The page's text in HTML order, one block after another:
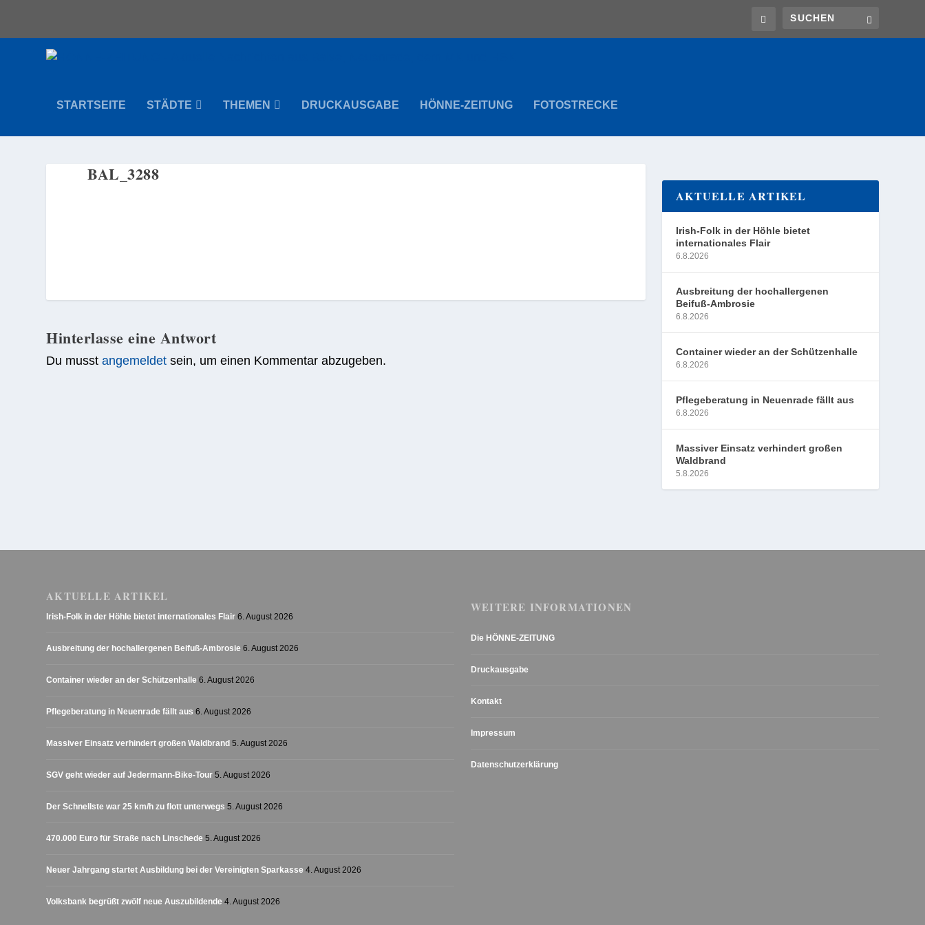
STARTSEITE STÄDTE THEMEN DRUCKAUSGABE HÖNNE-ZEITUNG FOTOSTRECKE
BAL_3288
Hinterlasse eine Antwort
Du musstangemeldet sein, um einen Kommentar abzugeben.
AKTUELLE ARTIKEL
Irish-Folk in der Höhle bietet
internationales Flair
6.8.2026
Ausbreitung der hochallergenen
Beifuß-Ambrosie
6.8.2026
Container wieder an der Schützenhalle
6.8.2026
Pflegeberatung in Neuenrade fällt aus
6.8.2026
Massiver Einsatz verhindert großen
Waldbrand
5.8.2026
AKTUELLE ARTIKEL
Irish-Folk in der Höhle bietet internationales Flair 6. August 2026
Ausbreitung der hochallergenen Beifuß-Ambrosie 6. August 2026
Container wieder an der Schützenhalle 6. August 2026
Pflegeberatung in Neuenrade fällt aus 6. August 2026
Massiver Einsatz verhindert großen Waldbrand 5. August 2026
SGV geht wieder auf Jedermann-Bike-Tour 5. August 2026
Der Schnellste war 25 km/h zu flott unterwegs 5. August 2026
470.000 Euro für Straße nach Linschede 5. August 2026
Neuer Jahrgang startet Ausbildung bei der Vereinigten Sparkasse 4. August 2026
Volksbank begrüßt zwölf neue Auszubildende 4. August 2026
WEITERE INFORMATIONEN
Die HÖNNE-ZEITUNG
Druckausgabe
Kontakt
Impressum
Datenschutzerklärung